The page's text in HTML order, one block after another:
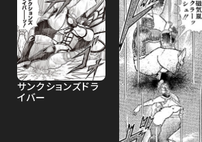
サンクションズドラ
イバー